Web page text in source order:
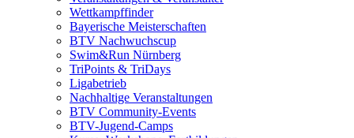
Wettkampffinder
Bayerische Meisterschaften
BTV Nachwuchscup
Swim&Run Nürnberg
TriPoints & TriDays
Ligabetrieb
Nachhaltige Veranstaltungen
BTV Community-Events
BTV-Jugend-Camps